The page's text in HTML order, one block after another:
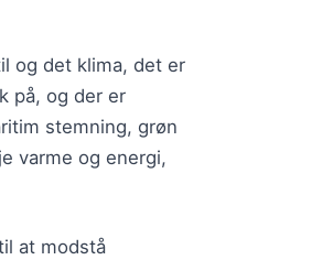
og det klima, det er
på, og der er
stemning, grøn
varme og energi,
at modstå